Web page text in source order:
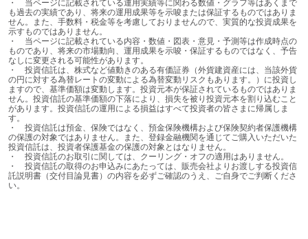
も過去の実績であり、将来の運用成果等を示唆または保証するものではありま
せん。また、手数料・税金等を考慮しておりませんので、実質的な投資成果を
示すものではありません。
・	当ページに記載されている内容・数値・図表・意見・予測等は作成時点の
ものであり、将来の市場動向、運用成果を示唆・保証するものではなく、予告
なしに変更される可能性があります。
・	投資信託は、株式など値動きのある有価証券（外貨建資産には、当該外貨
の円に対する為替レートの変動による為替変動リスクもあります。）に投資し
ますので、基準価額は変動します。投資元本が保証されているものではありま
せん。投資信託の基準価額の下落により、損失を被り投資元本を割り込むこと
があります。投資信託の運用による損益はすべて投資者の皆さまに帰属しま
す。
・	投資信託は預金、保険ではなく、預金保険機構および保険契約者保護機構
の保護の対象ではありません。また、登録金融機関を通じてご購入いただいた
投資信託は、投資者保護基金の保護の対象とはなりません。
・	投資信託のお取引に関しては、クーリング・オフの適用はありません。
・	投資信託の取得のお申込みにあたっては、販売会社よりお渡しする投資信
託説明書（交付目論見書）の内容を必ずご確認のうえ、ご自身でご判断くださ
い。